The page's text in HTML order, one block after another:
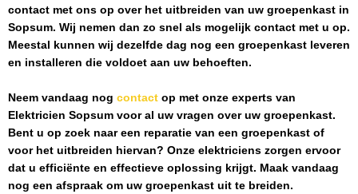
contact met ons op over het uitbreiden van uw groepenkast in
Sopsum. Wij nemen dan zo snel als mogelijk contact met u op.
Meestal kunnen wij dezelfde dag nog een groepenkast leveren
en installeren die voldoet aan uw behoeften.
Neem vandaag nog contact op met onze experts van
Elektricien Sopsum voor al uw vragen over uw groepenkast.
Bent u op zoek naar een reparatie van een groepenkast of
voor het uitbreiden hiervan? Onze elektriciens zorgen ervoor
dat u efficiënte en effectieve oplossing krijgt. Maak vandaag
nog een afspraak om uw groepenkast uit te breiden.